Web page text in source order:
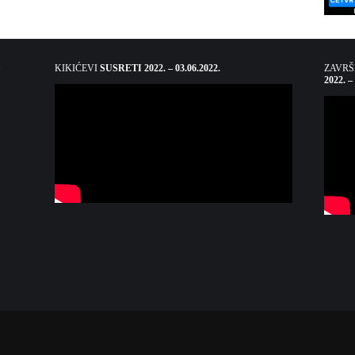
KIKIĆEVI SUSRETI 2022. – 03.06.2022.
2022. –